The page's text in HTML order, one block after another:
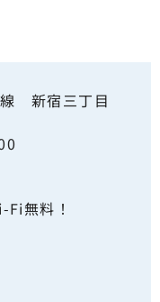
新宿三丁目
無料！